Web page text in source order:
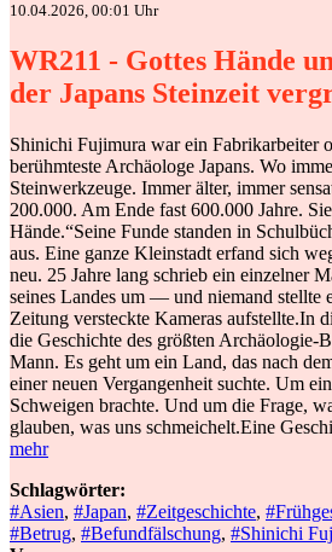
10.04.2026, 00:01 Uhr
WR211 - Gottes Hände
der Japans Steinzeit
Shinichi Fujimura war ein Fabrikarbeiter
berühmteste Archäologe Japans. Wo
Steinwerkzeuge. Immer älter, immer
200.000. Am Ende fast 600.000 Jahre.
Hände.“Seine Funde standen in
aus. Eine ganze Kleinstadt erfand sich
neu. 25 Jahre lang schrieb ein einzelner
seines Landes um — und niemand stellte
Zeitung versteckte Kameras aufstellte.In
die Geschichte des größten Archäologie-
Mann. Es geht um ein Land, das nach
einer neuen Vergangenheit suchte. Um
Schweigen brachte. Und um die Frage,
glauben, was uns schmeichelt.Eine
mehr
Schlagwörter:
#Asien, #Japan, #Zeitgeschichte,
#Betrug, #Befundfälschung, #Shinichi